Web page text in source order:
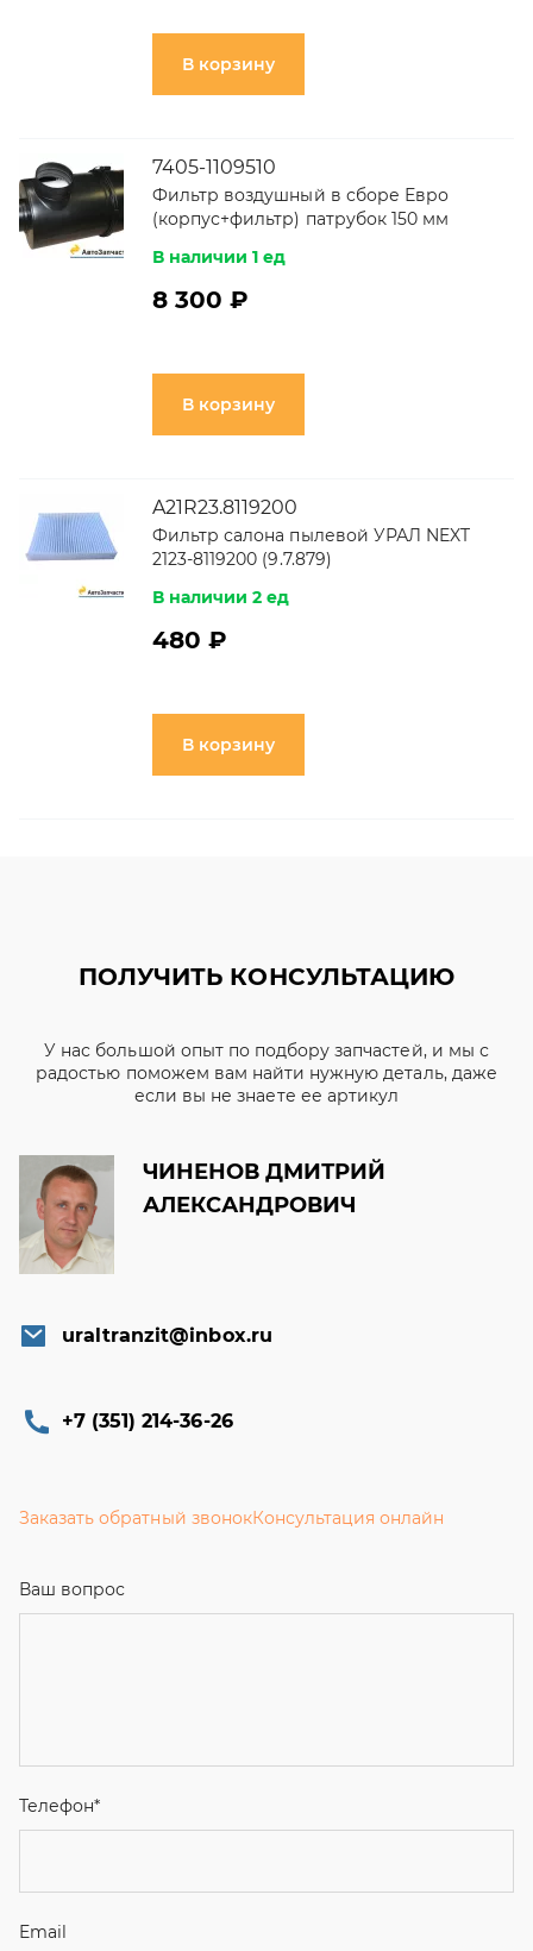
В корзину
7405-1109510
Фильтр воздушный в сборе Евро
(корпус+фильтр) патрубок 150 мм
В наличии 1 ед
8 300 ₽
В корзину
A21R23.8119200
Фильтр салона пылевой УРАЛ NEXT
2123-8119200 (9.7.879)
В наличии 2 ед
480 ₽
В корзину
ПОЛУЧИТЬ КОНСУЛЬТАЦИЮ
У нас большой опыт по подбору запчастей, и мы с
радостью поможем вам найти нужную деталь, даже
если вы не знаете ее артикул
ЧИНЕНОВ ДМИТРИЙ
АЛЕКСАНДРОВИЧ
uraltranzit@inbox.ru
+7 (351) 214-36-26
Заказать обратный звонокКонсультация онлайн
Ваш вопрос